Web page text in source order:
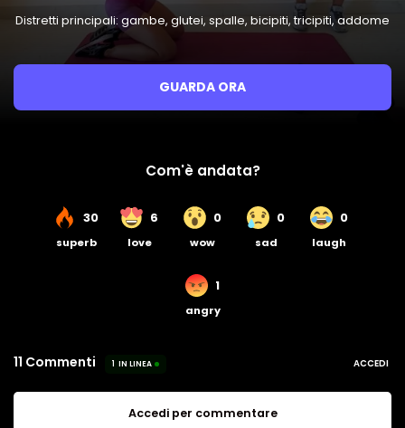
Distretti principali: gambe, glutei, spalle, bicipiti, tricipiti, addome
GUARDA ORA